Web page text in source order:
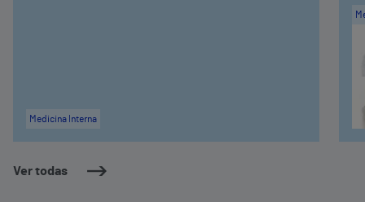
Ver todas
Medicina Interna